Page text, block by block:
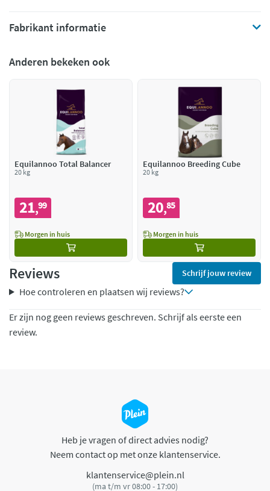
Fabrikant informatie
Anderen bekeken ook
Equilannoo Total Balancer
20 kg
21,99
Morgen in huis
Equilannoo Breeding Cube
20 kg
20,85
Morgen in huis
Reviews Schrijf jouw review
Hoe controleren en plaatsen wij reviews?
Er zijn nog geen reviews geschreven. Schrijf als eerste een
review.
Heb je vragen of direct advies nodig?
Neem contact op met onze klantenservice.
klantenservice@plein.nl
(ma t/m vr 08:00 - 17:00)